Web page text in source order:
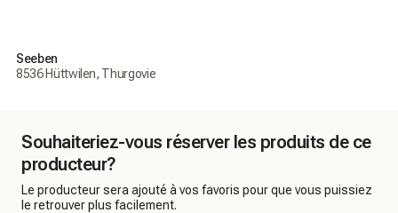
Seeben
8536 Hüttwilen, Thurgovie
Souhaiteriez-vous réserver les produits de ce
producteur?
Le producteur sera ajouté à vos favoris pour que vous puissiez
le retrouver plus facilement.